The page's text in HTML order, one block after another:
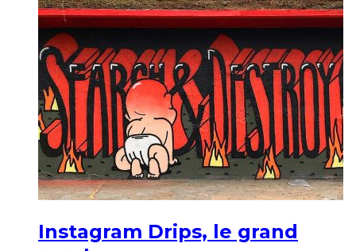
Instagram Drips, le grand